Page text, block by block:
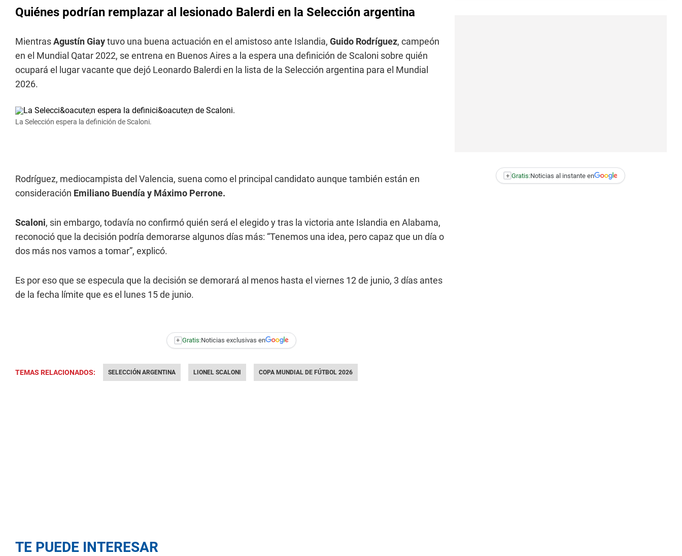
Quiénes podrían remplazar al lesionado Balerdi en la Selección argentina
MientrasAgustín Giaytuvo una buena actuación en el amistoso ante Islandia, Guido Rodríguez, campeón
en el Mundial Qatar 2022, se entrena en Buenos Aires a la espera una definición de Scaloni sobre quién
ocupará el lugar vacante que dejó Leonardo Balerdi en la lista de la Selección argentina para el Mundial
2026.
La Selección espera la definición de Scaloni.
Rodríguez, mediocampista del Valencia, suena como el principal candidato aunque también están en
consideración Emiliano Buendía y Máximo Perrone.
Scaloni, sin embargo, todavía no confirmó quién será el elegido y tras la victoria ante Islandia en Alabama,
reconoció que la decisión podría demorarse algunos días más: “Tenemos una idea, pero capaz que un día o
dos más nos vamos a tomar”, explicó.
Es por eso que se especula que la decisión se demorará al menos hasta el viernes 12 de junio, 3 días antes
de la fecha límite que es el lunes 15 de junio.
+ Gratis:Noticias exclusivas en
TEMAS RELACIONADOS: SELECCIÓN ARGENTINA LIONEL SCALONI COPA MUNDIAL DE FÚTBOL 2026
+ Gratis:Noticias al instante en
TE PUEDE INTERESAR